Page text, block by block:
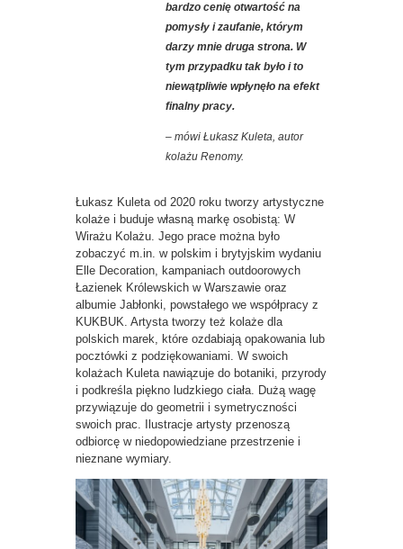
bardzo cenię otwartość na
pomysły i zaufanie, którym
darzy mnie druga strona. W
tym przypadku tak było i to
niewątpliwie wpłynęło na efekt
finalny pracy.
– mówi Łukasz Kuleta, autor
kolażu Renomy.
Łukasz Kuleta od 2020 roku tworzy artystyczne
kolaże i buduje własną markę osobistą: W
Wirażu Kolażu. Jego prace można było
zobaczyć m.in. w polskim i brytyjskim wydaniu
Elle Decoration, kampaniach outdoorowych
Łazienek Królewskich w Warszawie oraz
albumie Jabłonki, powstałego we współpracy z
KUKBUK. Artysta tworzy też kolaże dla
polskich marek, które ozdabiają opakowania lub
pocztówki z podziękowaniami. W swoich
kolażach Kuleta nawiązuje do botaniki, przyrody
i podkreśla piękno ludzkiego ciała. Dużą wagę
przywiązuje do geometrii i symetryczności
swoich prac. Ilustracje artysty przenoszą
odbiorcę w niedopowiedziane przestrzenie i
nieznane wymiary.